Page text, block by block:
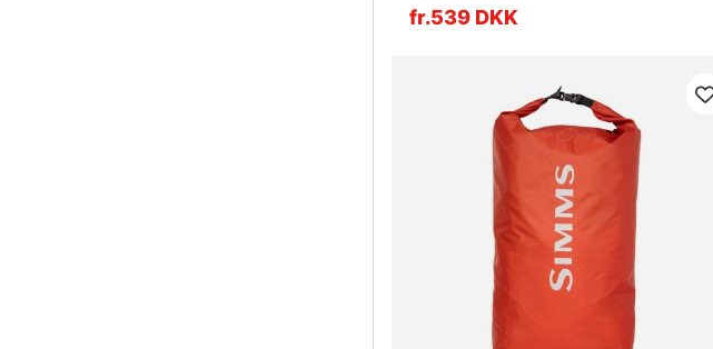
fr.539 DKK